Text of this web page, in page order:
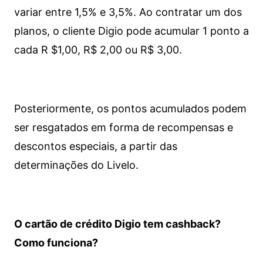
variar entre 1,5% e 3,5%. Ao contratar um dos
planos, o cliente Digio pode acumular 1 ponto a
cada R $1,00, R$ 2,00 ou R$ 3,00.
Posteriormente, os pontos acumulados podem
ser resgatados em forma de recompensas e
descontos especiais, a partir das
determinações do Livelo.
O cartão de crédito Digio tem cashback?
Como funciona?